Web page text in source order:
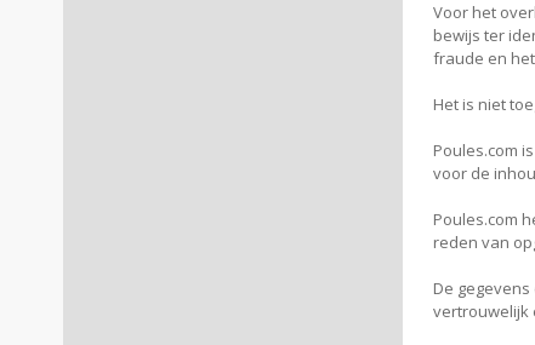
Voor het
bewijs ter
fraude en
Het is niet
Poules.com
voor de
Poules.com
reden van
De
vertrouwelijk